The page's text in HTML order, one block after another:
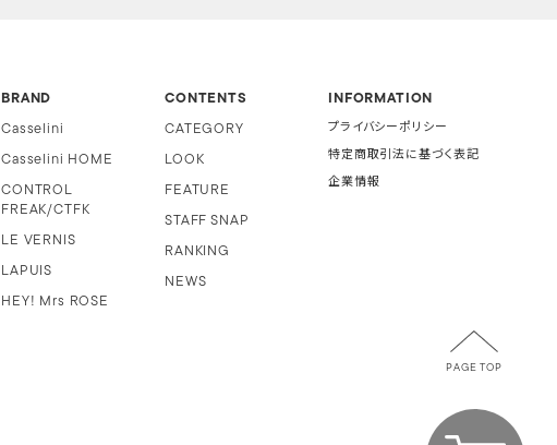
BRAND
Casselini
Casselini HOME
CONTROL
FREAK/CTFK
LE VERNIS
LAPUIS
HEY! Mrs ROSE
CONTENTS
CATEGORY
LOOK
FEATURE
STAFF SNAP
RANKING
NEWS
INFORMATION
プライバシーポリシー
特定商取引法に基づく表記
企業情報
PAGE TOP